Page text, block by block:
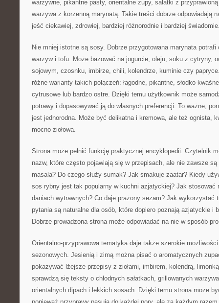
warzywne, pikantne pasty, orientalne zupy, sałatki z
warzywa z korzenną marynatą. Takie treści dobrze odpowiadają
jeść ciekawiej, zdrowiej, bardziej różnorodnie i bardziej
Nie mniej istotne są sosy. Dobrze przygotowana marynata
warzyw i tofu. Może bazować na jogurcie, oleju, soku z cytryny,
sojowym, czosnku, imbirze, chili, kolendrze, kuminie czy
różne warianty takich połączeń: łagodne, pikantne, słodko-
cytrusowe lub bardzo ostre. Dzięki temu użytkownik może
potrawy i dopasowywać ją do własnych preferencji. To ważne,
jest jednorodna. Może być delikatna i kremowa, ale też ognista,
mocno ziołowa.
Strona może pełnić funkcję praktycznej encyklopedii. Czytelnik
nazw, które często pojawiają się w przepisach, ale nie zawsze
masala? Do czego służy sumak? Jak smakuje zaatar? Kiedy
sos rybny jest tak popularny w kuchni azjatyckiej? Jak stosować
daniach wytrawnych? Co daje prażony sezam? Jak wykorzystać
pytania są naturalne dla osób, które dopiero poznają azjatyckie i
Dobrze prowadzona strona może odpowiadać na nie w sposób
Orientalno-przyprawowa tematyka daje także szerokie
sezonowych. Jesienią i zimą można pisać o aromatycznych
pokazywać lżejsze przepisy z ziołami, imbirem, kolendrą,
sprawdzą się teksty o chłodnych sałatkach, grillowanych
orientalnych dipach i lekkich sosach. Dzięki temu strona może